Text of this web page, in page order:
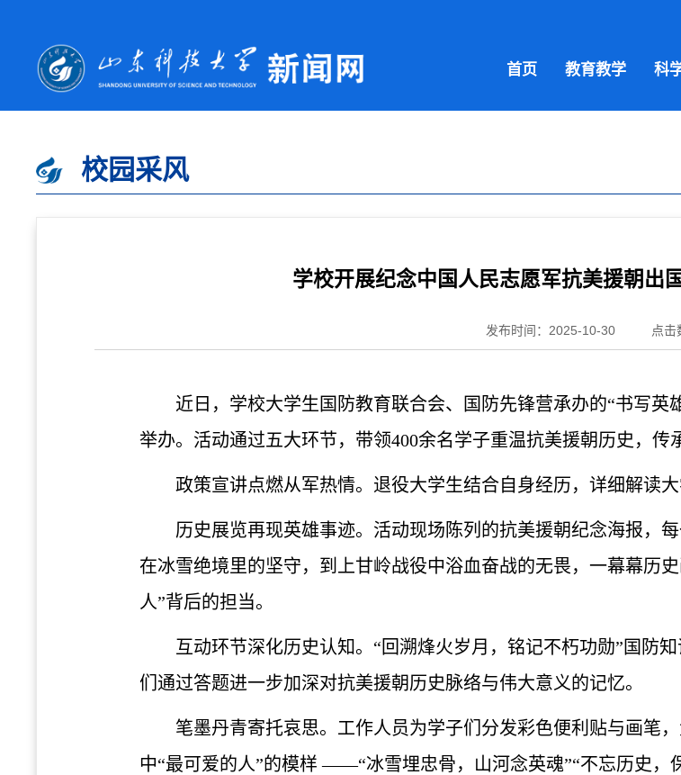
首页 教育教学 科
校园采风
学校开展纪念中国人民志愿军抗美援朝出
发布时间：2025-10-30 点击
近日，学校大学生国防教育联合会、国防先锋营承办的“书写
举办。活动通过五大环节，带领400余名学子重温抗美援朝历史，传
政策宣讲点燃从军热情。退役大学生结合自身经历，详细解读大
历史展览再现英雄事迹。活动现场陈列的抗美援朝纪念海报，
在冰雪绝境里的坚守，到上甘岭战役中浴血奋战的无畏，一幕幕历
人”背后的担当。
互动环节深化历史认知。“回溯烽火岁月，铭记不朽功勋”国防
们通过答题进一步加深对抗美援朝历史脉络与伟大意义的记忆。
笔墨丹青寄托哀思。工作人员为学子们分发彩色便利贴与画笔
中“最可爱的人”的模样 ——“冰雪埋忠骨，山河念英魂”“不忘历史